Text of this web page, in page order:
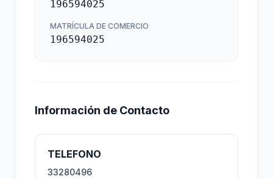
196594025
MATRÍCULA DE COMERCIO
196594025
Información de Contacto
TELEFONO
33280496